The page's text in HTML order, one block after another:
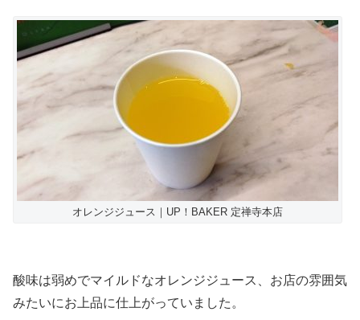
オレンジジュース｜UP！BAKER 定禅寺本店
酸味は弱めでマイルドなオレンジジュース、お店の雰囲気
みたいにお上品に仕上がっていました。